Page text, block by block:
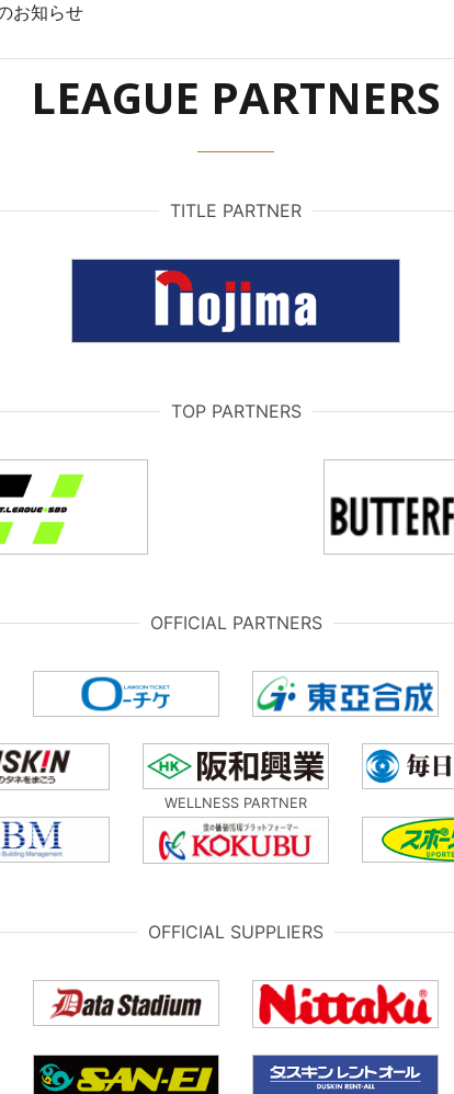
お知らせ
LEAGUE PARTNERS
TITLE PARTNER
TOP PARTNERS
OFFICIAL PARTNERS
WELLNESS PARTNER
OFFICIAL SUPPLIERS